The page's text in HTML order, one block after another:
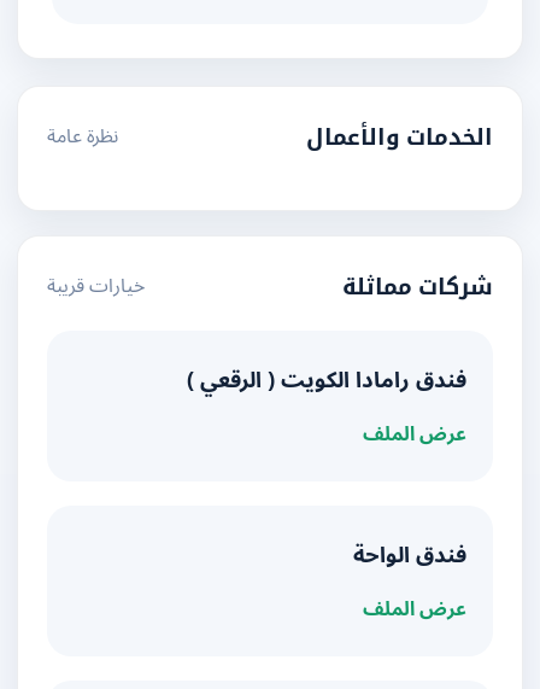
الخدمات والأعمال نظرة عامة
شركات مماثلة خيارات قريبة
فندق رامادا الكويت ( الرقعي )
عرض الملف
فندق الواحة
عرض الملف